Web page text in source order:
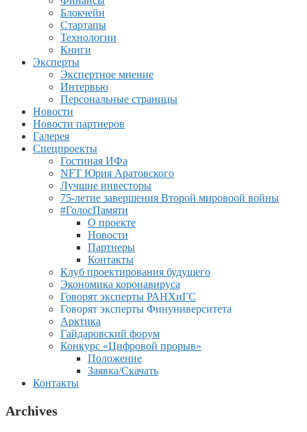
Блокчейн
Стартапы
Технологии
Книги
Эксперты
Экспертное мнение
Интервью
Персональные страницы
Новости
Новости партнеров
Галерея
Спецпроекты
Гостиная ИФа
NFT Юрия Аратовского
Лучшие инвесторы
75-летие завершения Второй мировоой войны
#ГолосПамяти
О проекте
Новости
Партнеры
Контакты
Клуб проектирования будущего
Экономика коронавируса
Говорят эксперты РАНХиГС
Говорят эксперты Финуниверситета
Арктика
Гайдаровский форум
Конкурс «Цифровой прорыв»
Положение
Заявка/Скачать
Контакты
Archives